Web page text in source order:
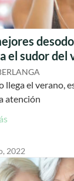
el sudor del
llega el verano,
atención
2022